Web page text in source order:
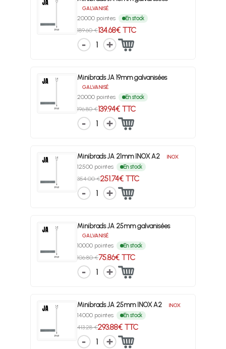
GALVANISÉ
20000 pointes En stock
189.60 €134.68€ TTC
1
Minibrads JA 19mm galvanisées
GALVANISÉ
20000 pointes En stock
196.80 €139.94€ TTC
1
Minibrads JA 21mm INOX A2 INOX
12500 pointes En stock
354.00 €251.74€ TTC
1
Minibrads JA 25mm galvanisées
GALVANISÉ
10000 pointes En stock
106.80 €75.86€ TTC
1
Minibrads JA 25mm INOX A2 INOX
14000 pointes En stock
413.28 €293.88€ TTC
1